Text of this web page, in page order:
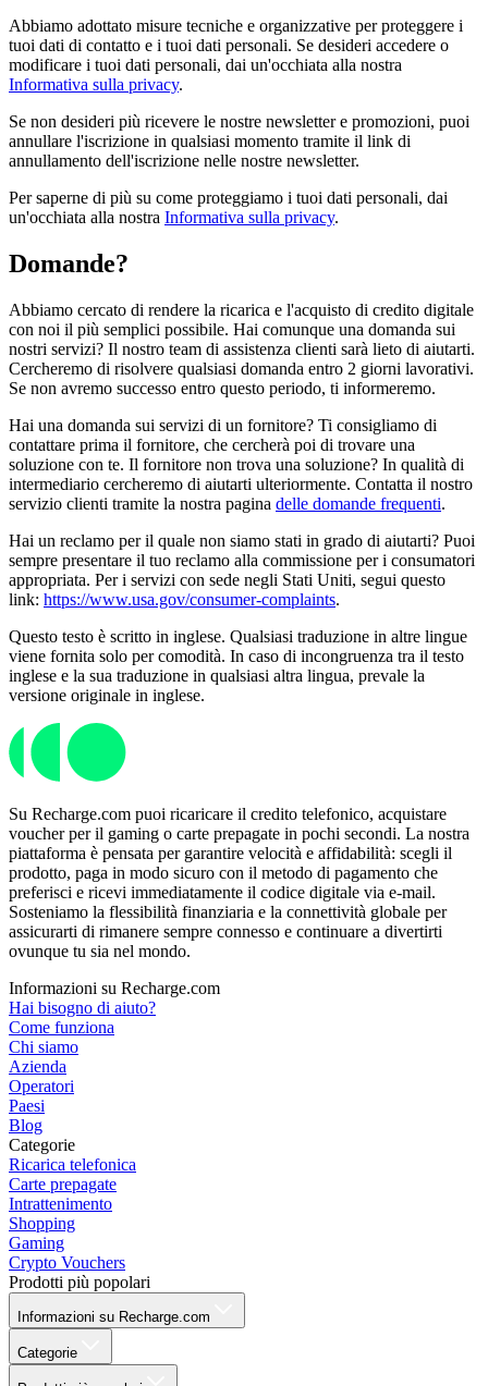
Abbiamo adottato misure tecniche e organizzative per proteggere i
tuoi dati di contatto e i tuoi dati personali. Se desideri accedere o
modificare i tuoi dati personali, dai un'occhiata alla nostra
Informativa sulla privacy.
Se non desideri più ricevere le nostre newsletter e promozioni, puoi
annullare l'iscrizione in qualsiasi momento tramite il link di
annullamento dell'iscrizione nelle nostre newsletter.
Per saperne di più su come proteggiamo i tuoi dati personali, dai
un'occhiata alla nostra Informativa sulla privacy.
Domande?
Abbiamo cercato di rendere la ricarica e l'acquisto di credito digitale
con noi il più semplici possibile. Hai comunque una domanda sui
nostri servizi? Il nostro team di assistenza clienti sarà lieto di aiutarti.
Cercheremo di risolvere qualsiasi domanda entro 2 giorni lavorativi.
Se non avremo successo entro questo periodo, ti informeremo.
Hai una domanda sui servizi di un fornitore? Ti consigliamo di
contattare prima il fornitore, che cercherà poi di trovare una
soluzione con te. Il fornitore non trova una soluzione? In qualità di
intermediario cercheremo di aiutarti ulteriormente. Contatta il nostro
servizio clienti tramite la nostra pagina delle domande frequenti.
Hai un reclamo per il quale non siamo stati in grado di aiutarti? Puoi
sempre presentare il tuo reclamo alla commissione per i consumatori
appropriata. Per i servizi con sede negli Stati Uniti, segui questo
link: https://www.usa.gov/consumer-complaints.
Questo testo è scritto in inglese. Qualsiasi traduzione in altre lingue
viene fornita solo per comodità. In caso di incongruenza tra il testo
inglese e la sua traduzione in qualsiasi altra lingua, prevale la
versione originale in inglese.
Su Recharge.com puoi ricaricare il credito telefonico, acquistare
voucher per il gaming o carte prepagate in pochi secondi. La nostra
piattaforma è pensata per garantire velocità e affidabilità: scegli il
prodotto, paga in modo sicuro con il metodo di pagamento che
preferisci e ricevi immediatamente il codice digitale via e-mail.
Sosteniamo la flessibilità finanziaria e la connettività globale per
assicurarti di rimanere sempre connesso e continuare a divertirti
ovunque tu sia nel mondo.
Informazioni su Recharge.com
Hai bisogno di aiuto?
Come funziona
Chi siamo
Azienda
Operatori
Paesi
Blog
Categorie
Ricarica telefonica
Carte prepagate
Intrattenimento
Shopping
Gaming
Crypto Vouchers
Prodotti più popolari
Informazioni su Recharge.com
Categorie